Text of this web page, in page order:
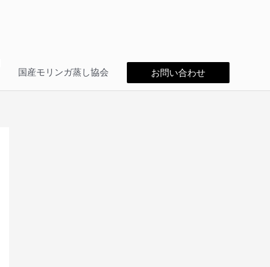
国産モリンガ蒸し協会 お問い合わせ